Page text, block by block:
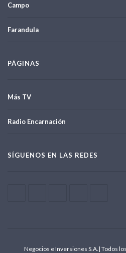
Campo
Farandula
PÁGINAS
Más TV
Radio Encarnación
SÍGUENOS EN LAS REDES
Negocios e Inversiones S.A.| Todos